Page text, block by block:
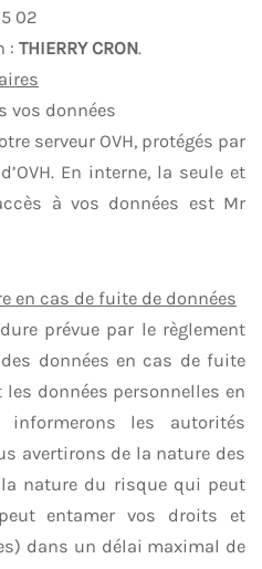
02
: THIERRY CRON.
vos données
serveur OVH, protégés par
En interne, la seule et
à vos données est Mr
en cas de fuite de données
prévue par le règlement
données en cas de fuite
données personnelles en
informerons les autorités
avertirons de la nature des
nature du risque qui peut
entamer vos droits et
dans un délai maximal de